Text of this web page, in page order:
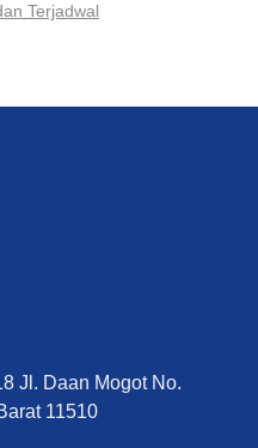
Terjadwal
Jl. Daan Mogot No.
11510